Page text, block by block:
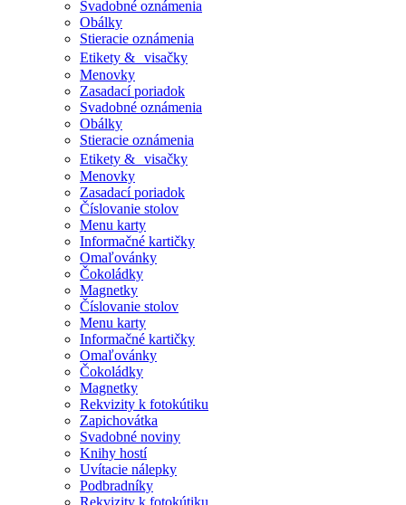
Svadobné oznámenia
Obálky
Stieracie oznámenia
Etikety & visačky
Menovky
Zasadací poriadok
Svadobné oznámenia
Obálky
Stieracie oznámenia
Etikety & visačky
Menovky
Zasadací poriadok
Číslovanie stolov
Menu karty
Informačné kartičky
Omaľovánky
Čokoládky
Magnetky
Číslovanie stolov
Menu karty
Informačné kartičky
Omaľovánky
Čokoládky
Magnetky
Rekvizity k fotokútiku
Zapichovátka
Svadobné noviny
Knihy hostí
Uvítacie nálepky
Podbradníky